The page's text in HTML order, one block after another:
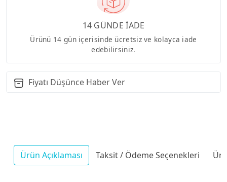
14 GÜNDE İADE
Ürünü 14 gün içerisinde ücretsiz ve kolayca iade
edebilirsiniz.
Fiyatı Düşünce Haber Ver
Ürün Açıklaması Taksit / Ödeme Seçenekleri